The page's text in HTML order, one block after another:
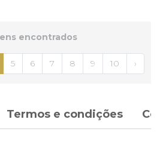
encontrados
5 6 7 8 9 10 ›
Termos e condições